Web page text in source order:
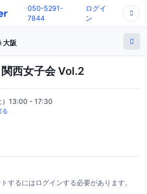
050-5291-
7844
ログイ
ン
大阪
西女子会 Vol.2
13:00 - 17:30
る
するにはログインする必要があります。